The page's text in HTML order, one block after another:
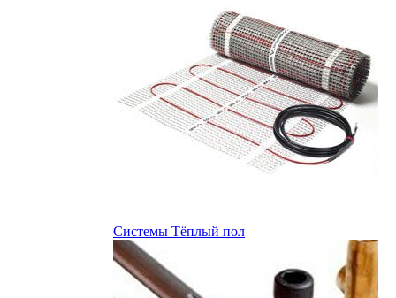
Системы Тёплый пол